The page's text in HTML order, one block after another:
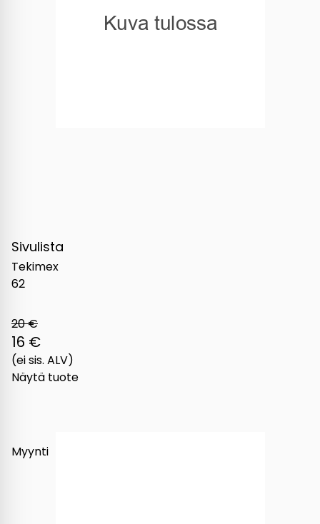
Sivulista
Tekimex
62
20 €
16 €
(ei sis. ALV)
Näytä tuote
Myynti